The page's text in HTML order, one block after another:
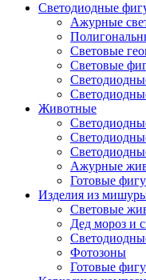
Светодиодные
Ажурные
Световые
Световые
Животные
Ажурные
Готовые
Изделия из
Световые
Дед мороз и
Фотозоны
Готовые